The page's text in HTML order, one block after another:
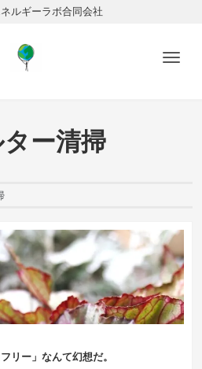
ルギーラボ合同会社
ー清掃
リー」なんて幻想だ。